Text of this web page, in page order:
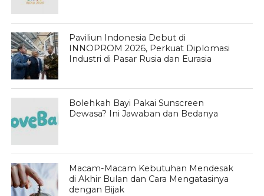
Paviliun Indonesia Debut di
INNOPROM 2026, Perkuat Diplomasi
Industri di Pasar Rusia dan Eurasia
Bolehkah Bayi Pakai Sunscreen
Dewasa? Ini Jawaban dan Bedanya
Macam-Macam Kebutuhan Mendesak
di Akhir Bulan dan Cara Mengatasinya
dengan Bijak